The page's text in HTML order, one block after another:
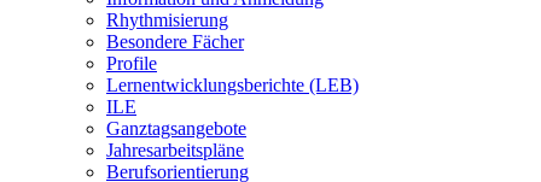
Rhythmisierung
Besondere Fächer
Profile
Lernentwicklungsberichte (LEB)
ILE
Ganztagsangebote
Jahresarbeitspläne
Berufsorientierung